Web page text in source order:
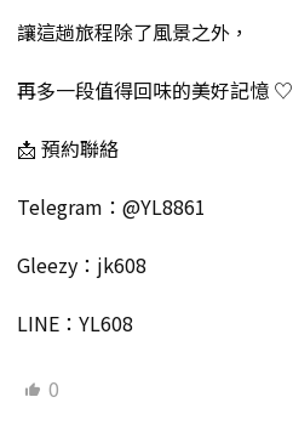
讓這趟旅程除了風景之外，
再多一段值得回味的美好記憶 ♡
📩 預約聯絡
Telegram：@YL8861
Gleezy：jk608
LINE：YL608
0